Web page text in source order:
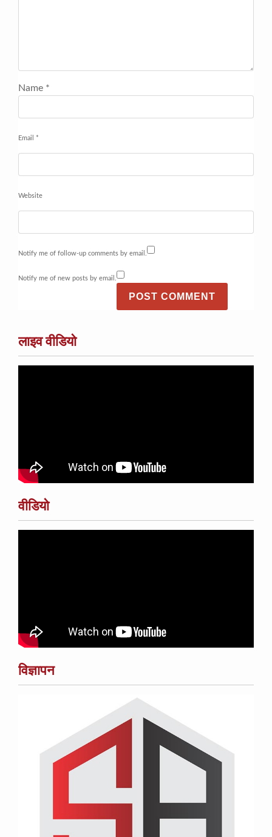
Name *
Email *
Website
Notify me of follow-up comments by email.
Notify me of new posts by email.
लाइव वीडियो
वीडियो
विज्ञापन